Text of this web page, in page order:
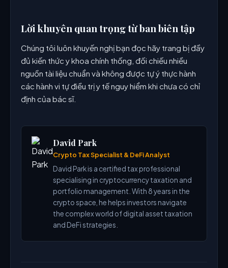
Lời khuyên quan trọng từ ban biên tập
Chúng tôi luôn khuyến nghị bạn đọc hãy trang bị đầy
đủ kiến thức y khoa chính thống, đối chiếu nhiều
nguồn tài liệu chuẩn và không được tự ý thực hành
các hành vi tự điều trị y tế nguy hiểm khi chưa có chỉ
định của bác sĩ.
David Park
Crypto Tax Specialist & DeFi Analyst
David Park is a certified tax professional
specialising in cryptocurrency taxation and
portfolio management. With 8 years in the
crypto space, he helps investors navigate
the complex world of digital asset taxation
and DeFi strategies.